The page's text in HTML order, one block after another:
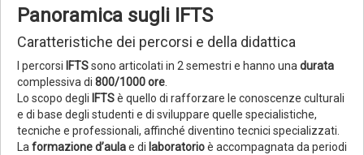
Panoramica sugli IFTS
Caratteristiche dei percorsi e della didattica
I percorsi IFTSsono articolati in 2 semestri e hanno una durata
complessiva di 800/1000 ore
Lo scopo degli IFTSè quello di rafforzare le conoscenze culturali
e di base degli studenti e di sviluppare quelle specialistiche,
tecniche e professionali, affinché diventino tecnici specializzati.
La formazione d’aulae di laboratorioè accompagnata da periodi